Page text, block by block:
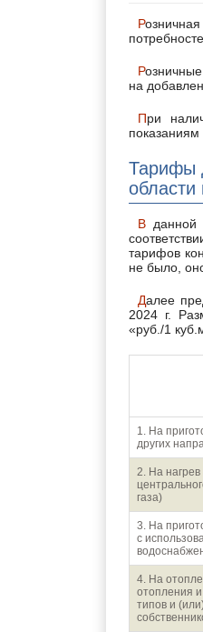
Розничная цена (тариф) на газ – это цена на газ, реализуемый населению для удовлетворения личных
Розничные цены на природный газ рассчитываются и устанавливаются в рублях с учетом в цене налога
на
При наличии приборов учета газа определение объема поставляемого газа осуществляется по
показаниям
Тарифы
области
В данной таблице указаны параметры тарифных ставок на газ, действующие с 1 июля 2024 г. в
тарифов
не было,
Далее представлены Розничные цены на природный газ для населения Омска и Омской области на
2024 г.
«руб./1
1. На
других
2. На нагрев
газа)
3. На
с
4. На
отопления и
типов и